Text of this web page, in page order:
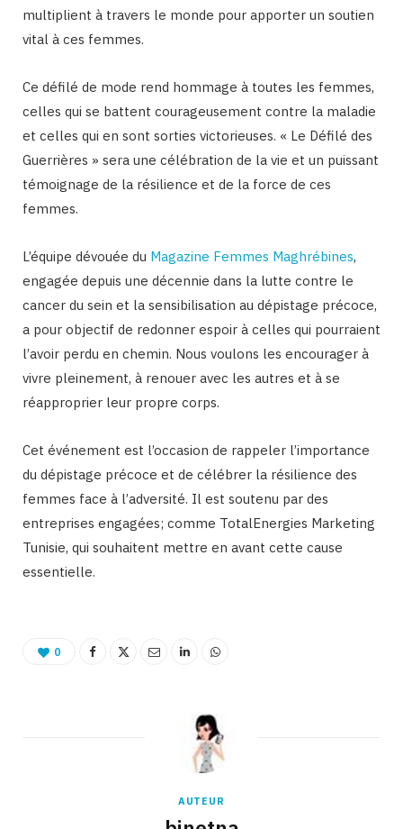
multiplient à travers le monde pour apporter un soutien
vital à ces femmes.
Ce défilé de mode rend hommage à toutes les femmes,
celles qui se battent courageusement contre la maladie
et celles qui en sont sorties victorieuses. « Le Défilé des
Guerrières » sera une célébration de la vie et un puissant
témoignage de la résilience et de la force de ces
femmes.
L’équipe dévouée du Magazine Femmes Maghrébines,
engagée depuis une décennie dans la lutte contre le
cancer du sein et la sensibilisation au dépistage précoce,
a pour objectif de redonner espoir à celles qui pourraient
l’avoir perdu en chemin. Nous voulons les encourager à
vivre pleinement, à renouer avec les autres et à se
réapproprier leur propre corps.
Cet événement est l’occasion de rappeler l’importance
du dépistage précoce et de célébrer la résilience des
femmes face à l’adversité. Il est soutenu par des
entreprises engagées; comme TotalEnergies Marketing
Tunisie, qui souhaitent mettre en avant cette cause
essentielle.
0
AUTEUR